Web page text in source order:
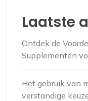
Laatste
Ontdek de
Supplementen
Het gebruik van
verstandige